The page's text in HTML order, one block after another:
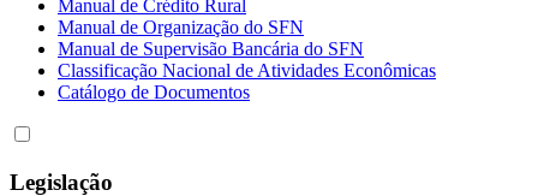
Manual de Crédito Rural
Manual de Organização do SFN
Manual de Supervisão Bancária do SFN
Classificação Nacional de Atividades Econômicas
Catálogo de Documentos
Legislação